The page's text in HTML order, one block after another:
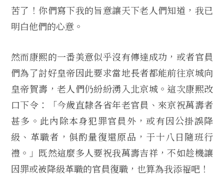
苦了！你們寫下我的旨意讓天下老人們知道，我已
明白他們的心意。
然而康熙的一番美意似乎沒有傳達成功，或者官員
們為了討好皇帝因此要求當地長者都能前往京城向
皇帝賀壽，老人們仍紛紛湧入北京城。這次康熙改
口下令：「今歲直隸各省年老官員、來京祝萬壽者
甚多。此內除本身犯罪官員外，或有因公掛誤降
級、革職者，俱酌量復還原品，于十八日隨班行
禮。」既然這麼多人要祝我萬壽吉祥，不如趁機讓
因罪或被降級革職的官員復職，也算為我添福吧！